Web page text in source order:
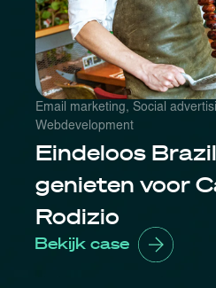
Email marketing, Social
Webdevelopment
Eindeloos
genieten voor
Rodizio
Bekijk case